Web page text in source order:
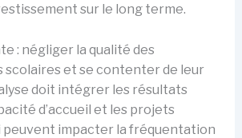
sur le long terme.
: négliger la qualité des
et se contenter de leur
doit intégrer les résultats
d’accueil et les projets
peuvent impacter la fréquentation